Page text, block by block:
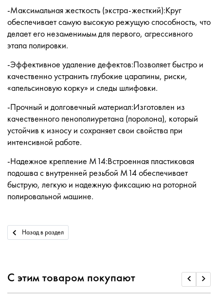
-Максимальная жесткость (экстра-жесткий):Круг
обеспечивает самую высокую режущую способность, что
делает его незаменимым для первого, агрессивного
этапа полировки.
-Эффективное удаление дефектов:Позволяет быстро и
качественно устранить глубокие царапины, риски,
«апельсиновую корку» и следы шлифовки.
-Прочный и долговечный материал:Изготовлен из
качественного пенополиуретана (поролона), который
устойчив к износу и сохраняет свои свойства при
интенсивной работе.
-Надежное крепление М14:Встроенная пластиковая
подошва с внутренней резьбой М14 обеспечивает
быструю, легкую и надежную фиксацию на роторной
полировальной машине.
Назад в раздел
С этим товаром покупают